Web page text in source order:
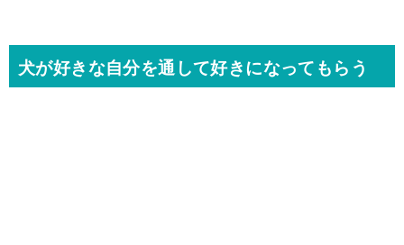
犬が好きな自分を通して好きになってもらう